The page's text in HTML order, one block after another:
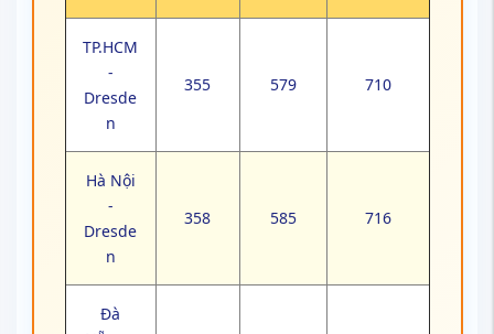
TP.HCM
-
Dresde
n
355 579 710
Hà Nội
-
Dresde
n
358 585 716
Đà